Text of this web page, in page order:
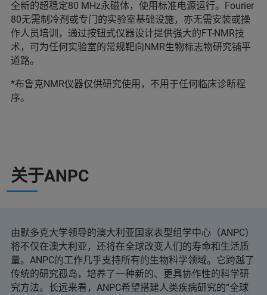
全新的超稳定80 MHz永磁体，使用标准电源运行。Fourier
80无需制冷剂或专门的实验室基础设施，亦无需安装或操
作人员培训，通过按钮式仪器设计提供强大的FT-NMR技
术，可为任何实验室的常规靶向NMR生物标志物研究铺平
道路。
*布鲁克NMR仪器仅供研究使用，不用于任何临床诊断程
序。
关于ANPC
由默多克大学领导的澳大利亚国家表型组学中心（ANPC）
将不仅在澳大利亚，还将在全球改变人们的寿命和生活质
量。ANPC的工作几乎支持所有的生物科学领域。它跨越了
传统的研究孤岛，培养了一种新的、更具协作性的科学研
究方法。长远来看，ANPC希望搭建人类疾病研究的“全球